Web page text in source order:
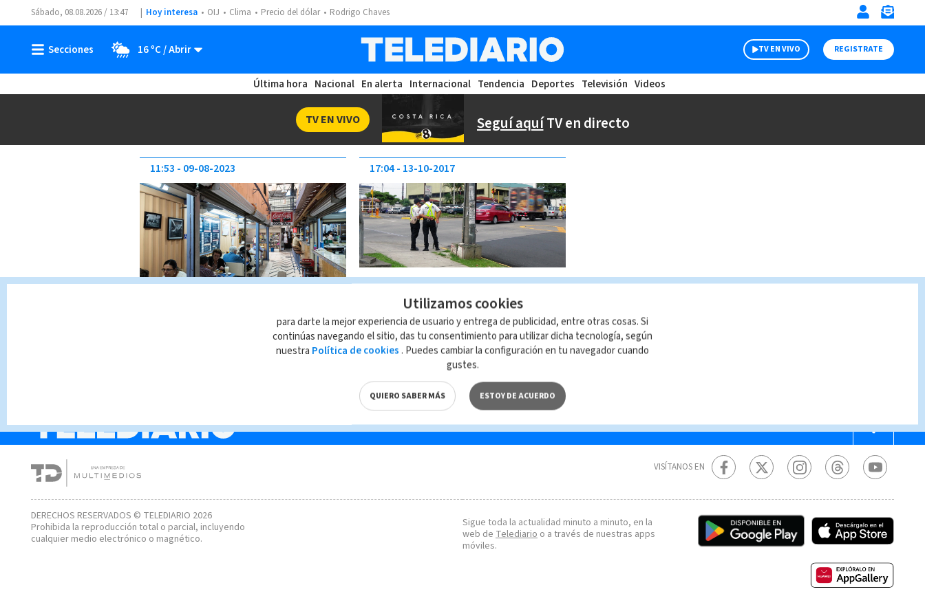
Sábado, 08.08.2026 / 13:47 Hoy interesa OIJ Clima Precio del dólar Rodrigo Chaves
16 ºC TV EN VIVO REGISTRATE
Última hora Nacional En alerta Internacional Tendencia Deportes Televisión Videos
Seguí aquíTV en directo
TV EN VIVO
11:53 09-08-2023
Jóvenes: Principales
víctimas de accidentes de
tránsito
17:04 13-10-2017
DERECHOS RESERVADOS © TELEDIARIO 2026
Prohibida la reproducción total o parcial, incluyendo
cualquier medio electrónico o magnético.
VISÍTANOS EN
Sigue toda la actualidad minuto a minuto, en la
web de Telediario o a través de nuestras apps
móviles.
Utilizamos cookies
para darte la mejor experiencia de usuario y entrega de publicidad, entre otras cosas. Si
continúas navegando el sitio, das tu consentimiento para utilizar dicha tecnología, según
nuestra Política de cookies . Puedes cambiar la configuración en tu navegador cuando
gustes.
QUIERO SABER MÁS ESTOY DE ACUERDO